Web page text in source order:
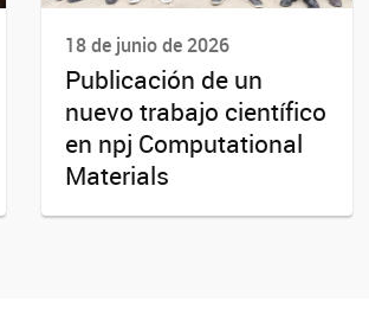
18 de junio de 2026
Publicación de un
nuevo trabajo científico
en npj Computational
Materials